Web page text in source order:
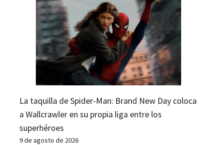
La taquilla de Spider-Man: Brand New Day coloca
a Wallcrawler en su propia liga entre los
superhéroes
9 de agosto de 2026